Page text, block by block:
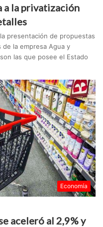
a la privatización
presentación de propuestas
de la empresa Agua y
las que posee el Estado
Economía
aceleró al 2,9% y